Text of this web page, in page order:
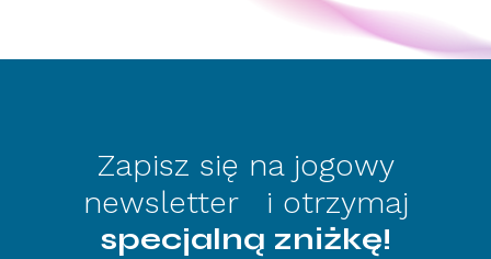
Zapisz się na jogowy
newsletter i otrzymaj
specjalną zniżkę!